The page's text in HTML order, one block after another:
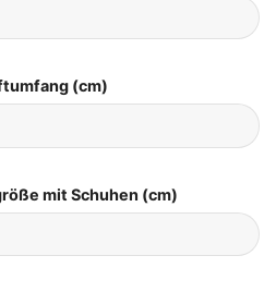
(cm)
mit Schuhen (cm)